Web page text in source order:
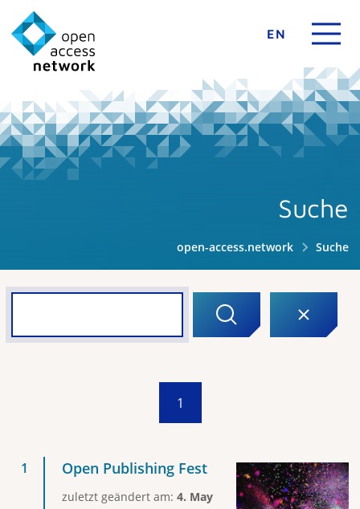
EN
Suche
open-access.network Suche
1
Open Publishing Fest
zuletzt geändert am: 4. May